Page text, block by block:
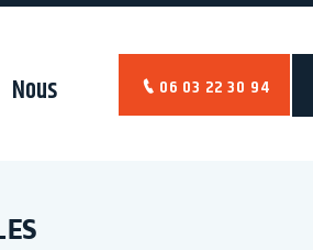
06 03 22 30 94
Nous